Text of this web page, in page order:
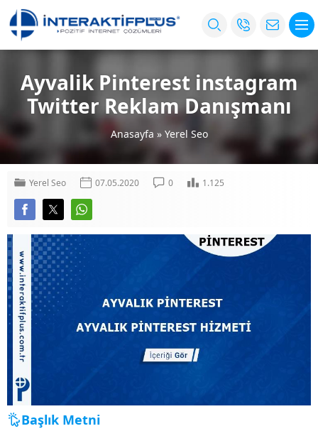
Ayvalik Pinterest instagram
Twitter Reklam Danışmanı
Anasayfa » Yerel Seo
Yerel Seo 07.05.2020 0 1.125
Başlık Metni